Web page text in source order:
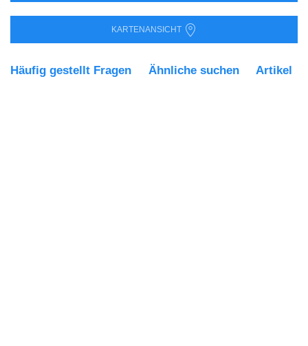
KARTENANSICHT
Häufig gestellt Fragen Ähnliche suchen Artikel